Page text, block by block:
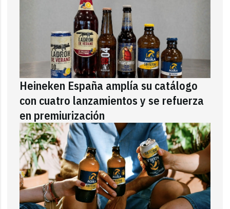
Heineken España amplía su catálogo
con cuatro lanzamientos y se refuerza
en premiurización